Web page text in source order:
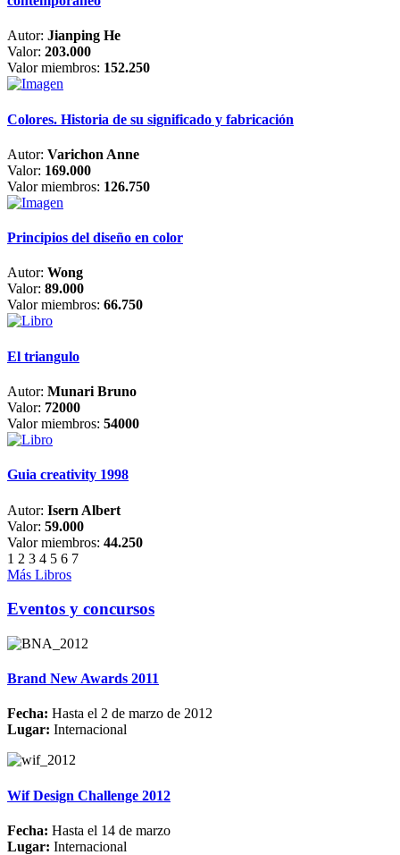
Autor: Jianping He
Valor: 203.000
Valor miembros: 152.250
Colores. Historia de su significado y fabricación
Autor: Varichon Anne
Valor: 169.000
Valor miembros: 126.750
Principios del diseño en color
Autor: Wong
Valor: 89.000
Valor miembros: 66.750
El triangulo
Autor: Munari Bruno
Valor: 72000
Valor miembros: 54000
Guia creativity 1998
Autor: Isern Albert
Valor: 59.000
Valor miembros: 44.250
1 2 3 4 5 6 7
Más Libros
Eventos y concursos
Brand New Awards 2011
Fecha: Hasta el 2 de marzo de 2012
Lugar: Internacional
Wif Design Challenge 2012
Fecha: Hasta el 14 de marzo
Lugar: Internacional